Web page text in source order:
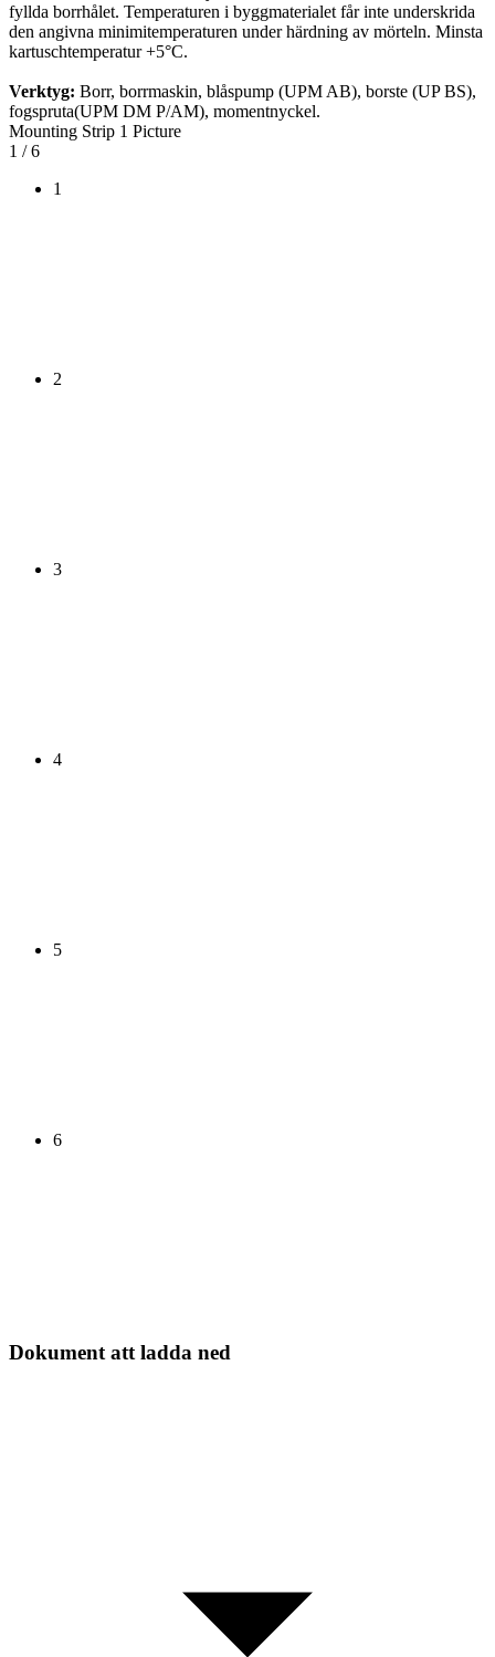
fyllda borrhålet. Temperaturen i byggmaterialet får inte underskrida
den angivna minimitemperaturen under härdning av mörteln. Minsta
kartuschtemperatur +5°C.
Verktyg: Borr, borrmaskin, blåspump (UPM AB), borste (UP BS),
fogspruta(UPM DM P/AM), momentnyckel.
Mounting Strip 1 Picture
1 / 6
1
2
3
4
5
6
Dokument att ladda ned